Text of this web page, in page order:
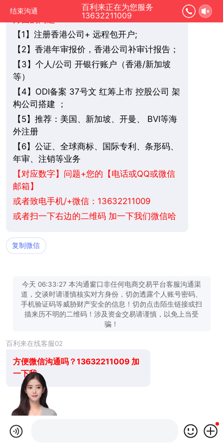
结束沟通
百利来正在为您服务
13632211009
您好，我是在线人工客服，您是想要了解哪
【 1】注册香港公司+ 远程包开户;
【 2】香港年审报价，香港公司补审计报告；
【 3】个人/公司 开银行账户（香港/新加坡
等）
【 4】ODI备案 37号文 红筹上市 控股公司 架
构公司搭建 ；
【 5】推荐：美国、新加坡、 开曼、 BVI等海
外注册
【 6】公证、全球商标、国际专利、条形码、
年审、注销等业务
【对应数字】问题+您的【电话或QQ或微信
邮箱】
或者致电手机/+微信：13632211009
或者扫一下右边的二维码 加一下我们微信哈
复制微信
今天 06:33:27 本沟通窗口非任何电商交易平台客服沟通渠
道，交谈时请谨慎核实对方身份，切勿透露个人账号密码、
手机验证码等威胁财产安全的信息！切勿点击陌生链接或扫
描来历不明的二维码！涉及资金交易请谨慎，以免上当受
骗！
百利来在线客服02
方便微信沟通吗？13632211009 加
一下我